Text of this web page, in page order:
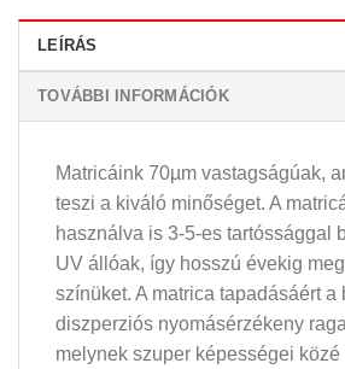
LEÍRÁS
TOVÁBBI INFORMÁCIÓK
Matricáink 70µm vastagságúak,
teszi a kiváló minőséget. A
használva is 3-5-es tartóssággal
UV állóak, így hosszú évekig
színüket. A matrica tapadásáért a
diszperziós nyomásérzékeny
melynek szuper képességei közé